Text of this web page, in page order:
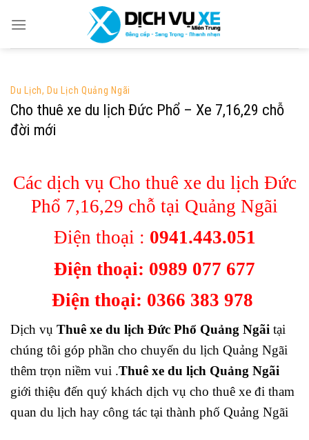
Du Lịch, Du Lịch Quảng Ngãi
Cho thuê xe du lịch Đức Phổ – Xe 7,16,29 chỗ
đời mới
Các dịch vụ Cho thuê xe du lịch Đức
Phổ 7,16,29 chỗ tại Quảng Ngãi
Điện thoại : 0941.443.051
Điện thoại: 0989 077 677
Điện thoại: 0366 383 978
Dịch vụ Thuê xe du lịch Đức Phổ Quảng Ngãi tại
chúng tôi góp phần cho chuyến du lịch Quảng Ngãi
thêm trọn niềm vui .Thuê xe du lịch Quảng Ngãi
giới thiệu đến quý khách dịch vụ cho thuê xe đi tham
quan du lịch hay công tác tại thành phố Quảng Ngãi